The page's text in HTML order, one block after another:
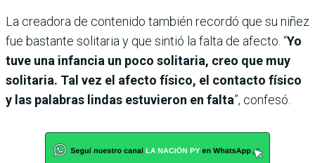
La creadora de contenido también recordó que su niñez
fue bastante solitaria y que sintió la falta de afecto. “Yo
tuve una infancia un poco solitaria, creo que muy
solitaria. Tal vez el afecto físico, el contacto físico
y las palabras lindas estuvieron en falta”, confesó.